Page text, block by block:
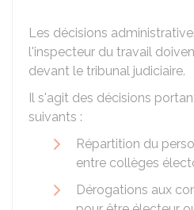
Les décisions
l'inspecteur du travail
devant le tribunal judiciaire.
Il s'agit des décisions
suivants :
Répartition du
entre collèges
Dérogations aux